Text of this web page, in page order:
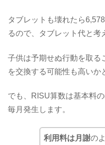
タブレットも壊れたら
るので、タブレット代と考
子供は予期せぬ行動を取る
を交換する可能性も高いか
でも、RISU算数は基本料
毎月発生します。
利用料は月謝の